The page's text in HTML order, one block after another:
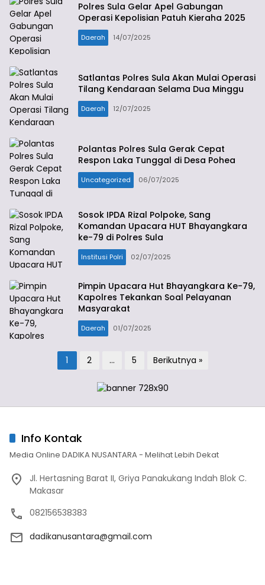
Polres Sula Gelar Apel Gabungan
Operasi Kepolisian Patuh Kieraha 2025
Daerah 14/07/2025
Satlantas Polres Sula Akan Mulai Operasi
Tilang Kendaraan Selama Dua Minggu
Daerah 12/07/2025
Polantas Polres Sula Gerak Cepat
Respon Laka Tunggal di Desa Pohea
Uncategorized 06/07/2025
Sosok IPDA Rizal Polpoke, Sang
Komandan Upacara HUT Bhayangkara
ke-79 di Polres Sula
Institusi Polri 02/07/2025
Pimpin Upacara Hut Bhayangkara Ke-79,
Kapolres Tekankan Soal Pelayanan
Masyarakat
Daerah 01/07/2025
1 2 … 5 Berikutnya »
Info Kontak
Media Online DADIKA NUSANTARA - Melihat Lebih Dekat
Jl. Hertasning Barat II, Griya Panakukang Indah Blok C.
Makasar
082156538383
dadikanusantara@gmail.com